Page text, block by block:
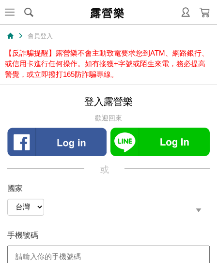
露營樂
會員登入
【反詐騙提醒】露營樂不會主動致電要求您到ATM、網路銀行、
或信用卡進行任何操作。如有接獲+字號或陌生來電，務必提高
警覺，或立即撥打165防詐騙專線。
登入露營樂
歡迎回來
或
國家
手機號碼